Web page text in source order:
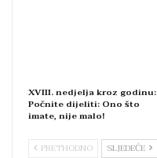
XVIII. nedjelja kroz godinu:
Počnite dijeliti: Ono što
imate, nije malo!
PRETHODNO SLJEDEĆE